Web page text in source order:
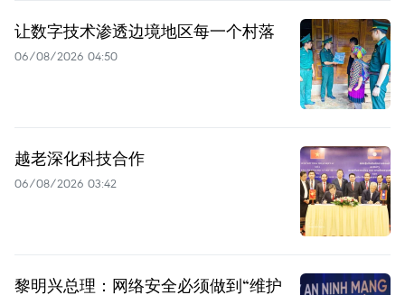
让数字技术渗透边境地区每一个村落
06/08/2026 04:50
越老深化科技合作
06/08/2026 03:42
黎明兴总理：网络安全必须做到“维护